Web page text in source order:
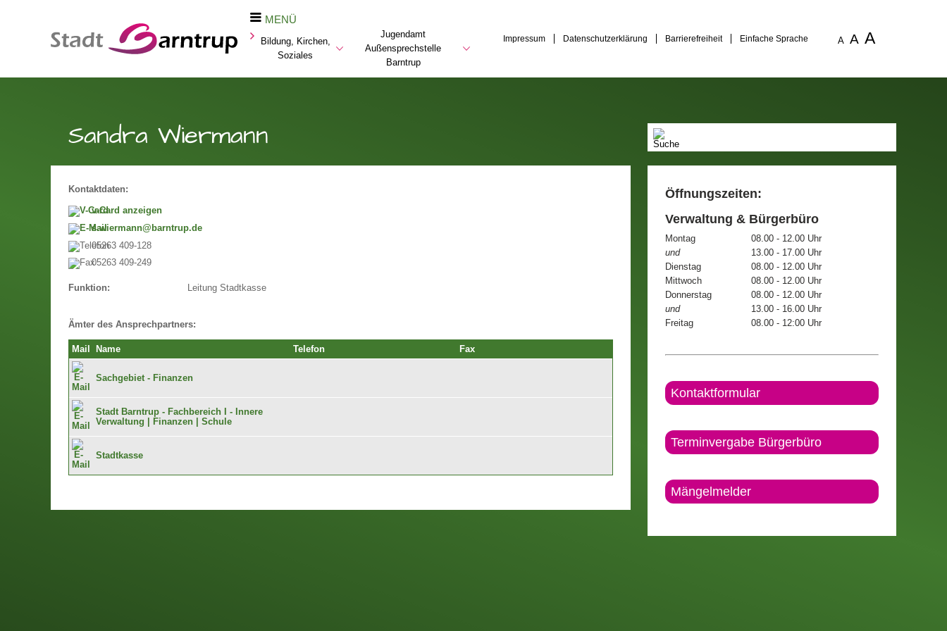
MENÜ
Bildung, Kirchen,
Soziales
Jugendamt
Außensprechstelle
Barntrup
Impressum Datenschutzerklärung Barrierefreiheit Einfache Sprache A A A
Sandra Wiermann
Kontaktdaten:
v-Card anzeigen
s.wiermann@barntrup.de
05263 409-128
05263 409-249
Funktion: Leitung Stadtkasse
Ämter des Ansprechpartners:
Mail Name Telefon Fax
Sachgebiet - Finanzen
Stadt Barntrup - Fachbereich I - Innere
Verwaltung | Finanzen | Schule
Stadtkasse
Öffnungszeiten:
Verwaltung & Bürgerbüro
Montag
08.00 - 12.00 Uhr
und
13.00 - 17.00 Uhr
Dienstag
08.00 - 12.00 Uhr
Mittwoch
08.00 - 12.00 Uhr
Donnerstag
08.00 - 12.00 Uhr
und
13.00 - 16.00 Uhr
Freitag
08.00 - 12:00 Uhr
Kontaktformular
Terminvergabe Bürgerbüro
Mängelmelder